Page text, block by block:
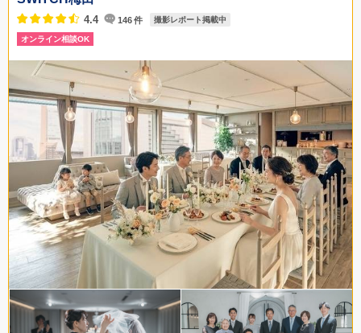
06-6456-5315
4.4 146件 撮影レポート掲載中
オンライン相談OK